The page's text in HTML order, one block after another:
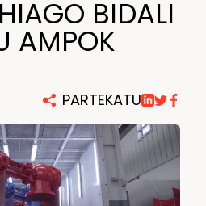
BIDALI
AMPOK
PARTEKATU